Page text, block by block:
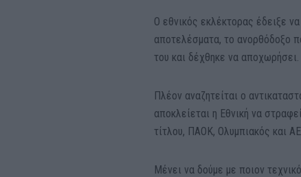
Ο εθνικός εκλέκτορας έδειξε
αποτελέσματα, το ανορθόδοξο
του και δέχθηκε να αποχωρήσει.
Πλέον αναζητείται ο
αποκλείεται η Εθνική να
τίτλου, ΠΑΟΚ, Ολυμπιακός και
Μένει να δούμε με ποιον